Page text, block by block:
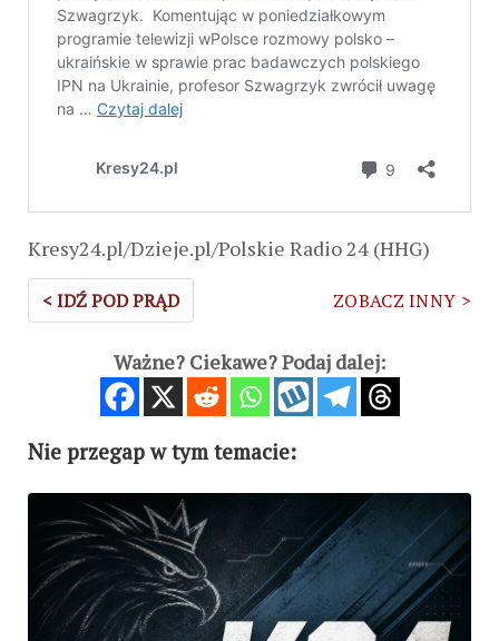
Kresy24.pl/Dzieje.pl/Polskie Radio 24 (HHG)
< IDŹ POD PRĄD ZOBACZ INNY >
Ważne? Ciekawe? Podaj dalej:
Nie przegap w tym temacie: